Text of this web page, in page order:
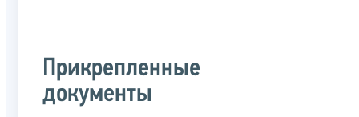
Прикрепленные
документы